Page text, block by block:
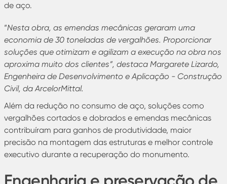
de aço.
“Nesta obra, as emendas mecânicas geraram uma
economia de 30 toneladas de vergalhões. Proporcionar
soluções que otimizam e agilizam a execução na obra nos
aproxima muito dos clientes”, destaca Margarete Lizardo,
Engenheira de Desenvolvimento e Aplicação - Construção
Civil, da ArcelorMittal.
Além da redução no consumo de aço, soluções como
vergalhões cortados e dobrados e emendas mecânicas
contribuíram para ganhos de produtividade, maior
precisão na montagem das estruturas e melhor controle
executivo durante a recuperação do monumento.